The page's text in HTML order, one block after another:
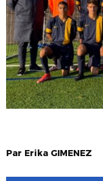
Par Erika GIMENEZ